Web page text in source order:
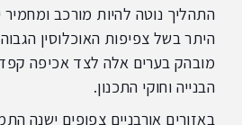
התהליך נוטה להיות מורכב ומחמיר
היתר בשל צפיפות האוכלוסין
מובהק בערים אלה לצד אכיפה
הבנייה וחוקי התכנון.
באזורים אורבניים צפופים ישנה